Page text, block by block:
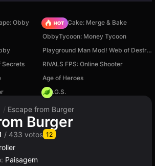
Obby
Piece of Cake: Merge & Bake
ObbyTycoon: Money Tycoon
Playground Man Mod! Web of Destruction!
Secrets
RIVALS FPS: Online Shooter
Age of Heroes
H.O.G.S.
/ Escape from Burger
Burger
/ 433 votos 12
Paisagem